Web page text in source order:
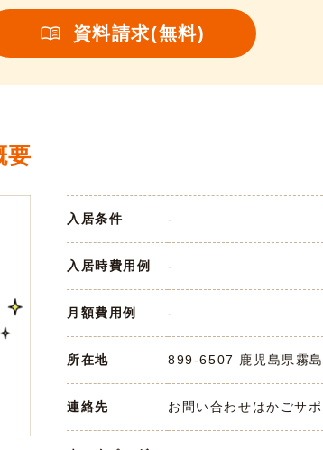
資料請求(無料)
要
入居条件 -
入居時費用例 -
月額費用例 -
所在地 899-6507 鹿児島県霧
連絡先 お問い合わせはかごサ